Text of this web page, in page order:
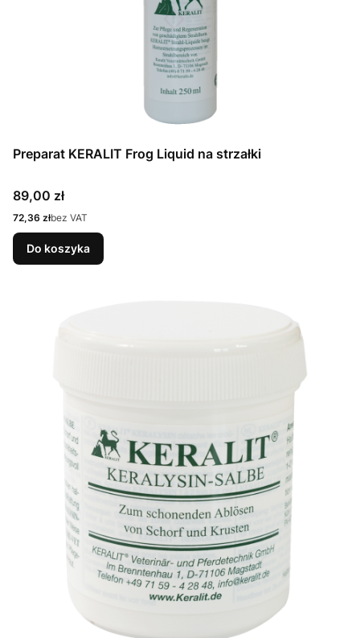
Preparat KERALIT Frog Liquid na strzałki
Cena
89,00 zł
Cena
72,36 złbez VAT
Do koszyka